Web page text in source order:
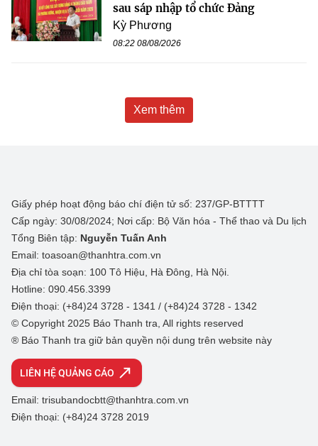
sau sáp nhập tổ chức Đảng
Kỳ Phương
08:22 08/08/2026
Xem thêm
Giấy phép hoạt động báo chí điện tử số: 237/GP-BTTTT
Cấp ngày: 30/08/2024; Nơi cấp: Bộ Văn hóa - Thể thao và Du lịch
Tổng Biên tập: Nguyễn Tuấn Anh
Email: toasoan@thanhtra.com.vn
Địa chỉ tòa soạn: 100 Tô Hiệu, Hà Đông, Hà Nội.
Hotline: 090.456.3399
Điện thoại: (+84)24 3728 - 1341 / (+84)24 3728 - 1342
© Copyright 2025 Báo Thanh tra, All rights reserved
® Báo Thanh tra giữ bản quyền nội dung trên website này
LIÊN HỆ QUẢNG CÁO
Email: trisubandocbtt@thanhtra.com.vn
Điện thoại: (+84)24 3728 2019